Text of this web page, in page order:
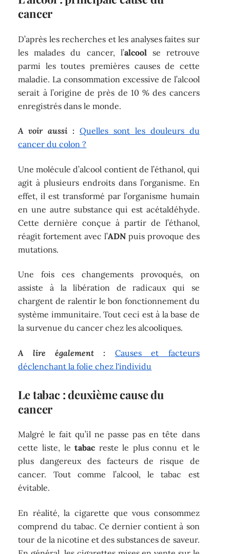
cancer
D’après les recherches et les analyses faites sur
les malades du cancer, l’alcoolse retrouve
parmi les toutes premières causes de cette
maladie. La consommation excessive de l’alcool
serait à l’origine de près de 10 % des cancers
enregistrés dans le monde.
A voir aussi : Quelles sont les douleurs du
cancer du colon ?
Une molécule d’alcool contient de l’éthanol, qui
agit à plusieurs endroits dans l’organisme. En
effet, il est transformé par l’organisme humain
en une autre substance qui est acétaldéhyde.
Cette dernière conçue à partir de l’éthanol,
réagit fortement avec l’ADN puis provoque des
mutations.
Une fois ces changements provoqués, on
assiste à la libération de radicaux qui se
chargent de ralentir le bon fonctionnement du
système immunitaire. Tout ceci est à la base de
la survenue du cancer chez les alcooliques.
A lire également :
Causes et facteurs
déclenchant la folie chez l'individu
Le tabac : deuxième cause du
cancer
Malgré le fait qu’il ne passe pas en tête dans
cette liste, letabac reste le plus connu et le
plus dangereux des facteurs de risque de
cancer. Tout comme l’alcool, le tabac est
évitable.
En réalité, la cigarette que vous consommez
comprend du tabac. Ce dernier contient à son
tour de la nicotine et des substances de saveur.